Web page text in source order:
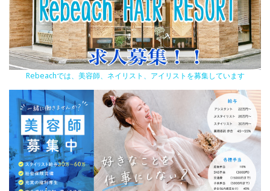
Rebeachでは、美容師、ネイリスト、アイリストを募集しています